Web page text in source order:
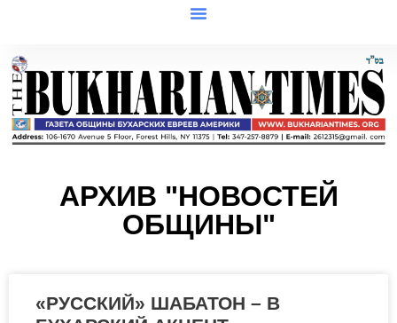
АРХИВ "НОВОСТЕЙ
ОБЩИНЫ"
«РУССКИЙ» ШАБАТОН – В